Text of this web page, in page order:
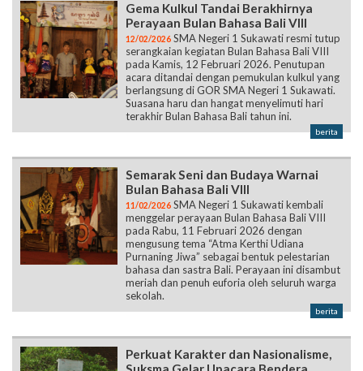
Gema Kulkul Tandai Berakhirnya
Perayaan Bulan Bahasa Bali VIII
12/02/2026 SMA Negeri 1 Sukawati resmi tutup
serangkaian kegiatan Bulan Bahasa Bali VIII
pada Kamis, 12 Februari 2026. Penutupan
acara ditandai dengan pemukulan kulkul yang
berlangsung di GOR SMA Negeri 1 Sukawati.
Suasana haru dan hangat menyelimuti hari
terakhir Bulan Bahasa Bali tahun ini.
berita
Semarak Seni dan Budaya Warnai
Bulan Bahasa Bali VIII
11/02/2026 SMA Negeri 1 Sukawati kembali
menggelar perayaan Bulan Bahasa Bali VIII
pada Rabu, 11 Februari 2026 dengan
mengusung tema “Atma Kerthi Udiana
Purnaning Jiwa” sebagai bentuk pelestarian
bahasa dan sastra Bali. Perayaan ini disambut
meriah dan penuh euforia oleh seluruh warga
sekolah.
berita
Perkuat Karakter dan Nasionalisme,